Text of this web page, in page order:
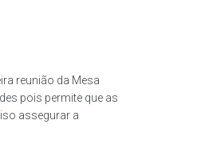
reunião da Mesa
pois permite que as
assegurar a